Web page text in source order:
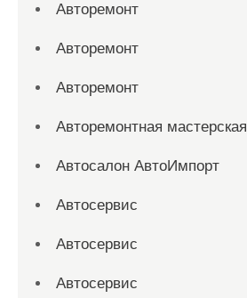
Авторемонт
Авторемонт
Авторемонт
Авторемонтная мастерская
Автосалон АвтоИмпорт
Автосервис
Автосервис
Автосервис